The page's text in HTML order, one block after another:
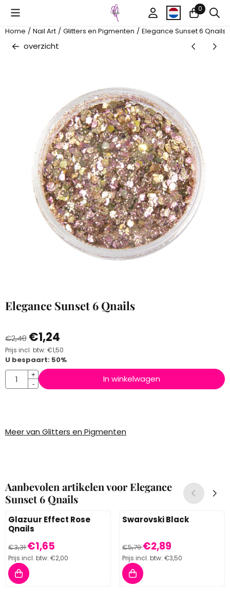
Cookievoorkeuren zijn beschikbaar. Kies instellingen of sta
0
Home / Nail Art / Glitters en Pigmenten / Elegance Sunset 6 Qnails
overzicht
Elegance Sunset 6 Qnails
€2,48 €1,24
Prijs incl. btw: €1,50
U bespaart: 50%
Aantal
+
-
In winkelwagen
Meer van Glitters en Pigmenten
Aanbevolen artikelen voorElegance
Sunset 6 Qnails
Glazuur Effect Rose
Qnails
Van 3,31 voor 1,65, inclusief btw: 2,00
€3,31€1,65
Prijs incl. btw: €2,00
Swarovski Black
Van 5,79 voor 2,89, inclusief
€5,79€2,89
Prijs incl. btw: €3,50